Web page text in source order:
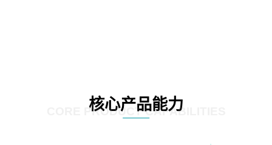
核心产品能力
CORE PRODUCT CAPABILITIES